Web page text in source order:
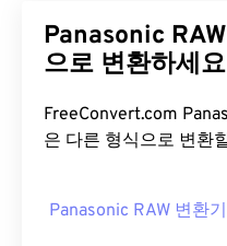
Panasonic
으로 변환하세요
FreeConvert.com Panasonic RAW 파일을 다음과 같
은 다른 형식으로 변환
Panasonic RAW 변환기